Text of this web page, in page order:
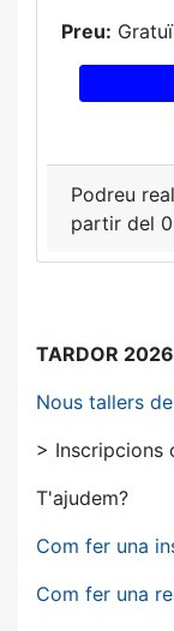
Preu:
Podreu
partir del
TARDOR 2026
Nous tallers
> Inscripcions
T'ajudem?
Com fer una
Com fer una